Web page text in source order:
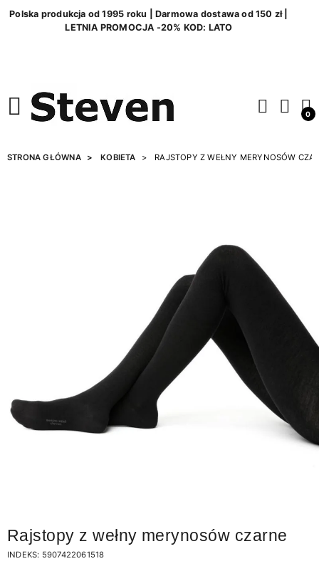
Polska produkcja od 1995 roku | Darmowa dostawa od 150 zł |
LETNIA PROMOCJA -20% KOD: LATO
0
STRONA GŁÓWNA KOBIETA RAJSTOPY Z WEŁNY MERYNOSÓW
Rajstopy z wełny merynosów czarne
INDEKS: 5907422061518